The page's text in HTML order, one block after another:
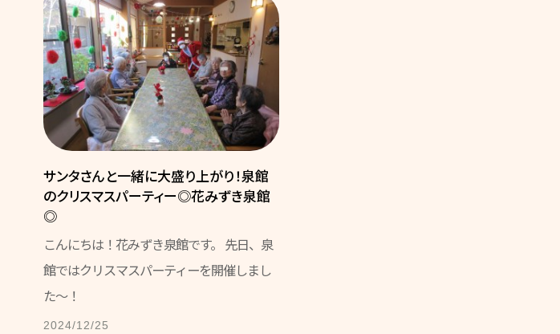
サンタさんと一緒に大盛り上がり！泉館
のクリスマスパーティー◎花みずき泉館
◎
こんにちは！花みずき泉館です。 先日、泉
館ではクリスマスパーティーを開催しまし
た～！
2024/12/25